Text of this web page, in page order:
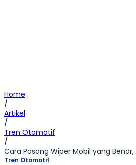
Home
/
Artikel
/
Tren Otomotif
/
Cara Pasang Wiper Mobil yang
Tren Otomotif